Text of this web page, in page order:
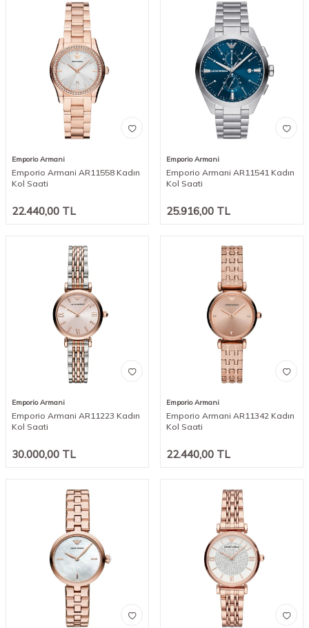
Emporio Armani
Emporio Armani AR11558 Kadın
Kol Saati
22.440,00 TL
Emporio Armani
Emporio Armani AR11541 Kadın
Kol Saati
25.916,00 TL
Emporio Armani
Emporio Armani AR11223 Kadın
Kol Saati
30.000,00 TL
Emporio Armani
Emporio Armani AR11342 Kadın
Kol Saati
22.440,00 TL